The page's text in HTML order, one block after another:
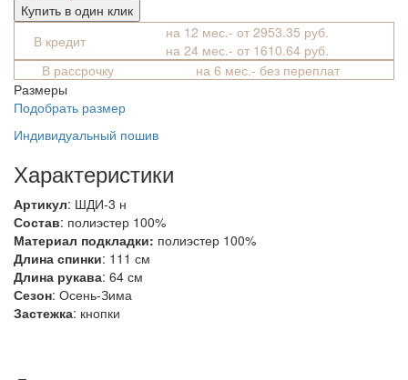
Купить в один клик
В кредит
на 12 мес.- от 2953.35 руб.
на 24 мес.- от 1610.64 руб.
В рассрочку
на 6 мес.- без переплат
Размеры
Подобрать размер
Индивидуальный пошив
Характеристики
Артикул: ШДИ-3 н
Состав: полиэстер 100%
Материал подкладки: полиэстер 100%
Длина спинки: 111 см
Длина рукава: 64 см
Сезон: Осень-Зима
Застежка: кнопки